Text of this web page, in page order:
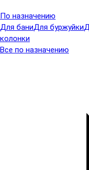
По назначению
Для баниДля буржуйки
колонки
Все по назначению